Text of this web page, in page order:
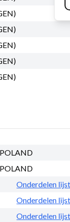
Onderdelen lijst
Onderdelen lijst
Onderdelen lijst